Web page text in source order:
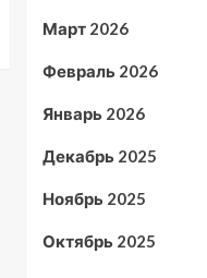
Март 2026
Февраль 2026
Январь 2026
Декабрь 2025
Ноябрь 2025
Октябрь 2025